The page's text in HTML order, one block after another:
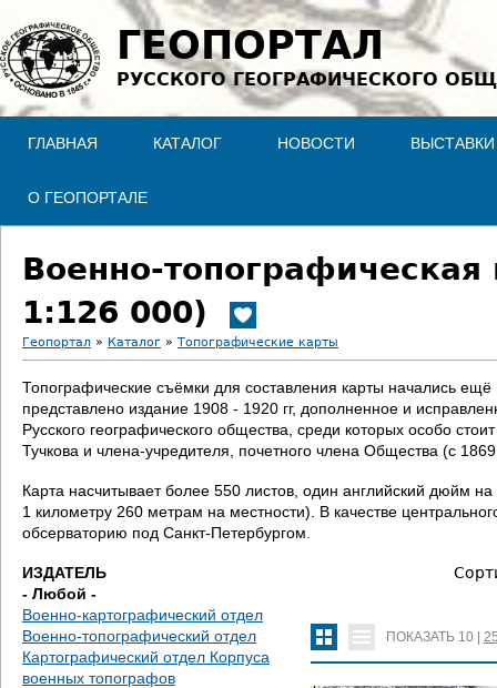
Jump to navigation
ГЕОПОРТАЛ
РУССКОГО ГЕОГРАФИЧЕСКОГО
ГЛАВНАЯ КАТАЛОГ НОВОСТИ ВЫСТАВКИ
О ГЕОПОРТАЛЕ
Военно-
1:126 000)
В
ы
з
д
с
ь
Геопортал » Каталог » Топографические карты
Топографические съёмки для составления карты начались
представлено издание 1908 - 1920 гг, дополненное и
Русского географического общества, среди которых особо
Тучкова и члена-учредителя, почетного члена Общества (с
Карта насчитывает более 550 листов, один английский дюйм
1 километру 260 метрам на местности). В качестве
обсерваторию под Санкт-Петербургом.
ИЗДАТЕЛЬ
- Любой -
Военно-картографический отдел
Военно-топографический отдел
Картографический отдел Корпуса
военных топографов
ПОКАЗАТЬ 10 |